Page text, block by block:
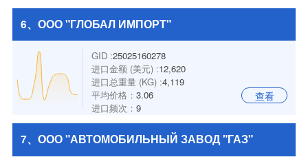
6、ООО "ГЛОБАЛ ИМПОРТ"
GID :25025160278
进口金额 (美元) :12,620
进口总重量 (KG) :4,119
平均价格： 3.06
进口频次： 9
查看
7、ООО "АВТОМОБИЛЬНЫЙ ЗАВОД "ГАЗ"